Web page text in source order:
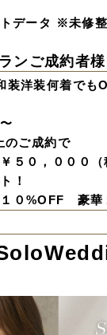
データ ※未修整
ンご成約者
装洋装何着でも
のご成約で
５０，０００
！
０%OFF 豪華